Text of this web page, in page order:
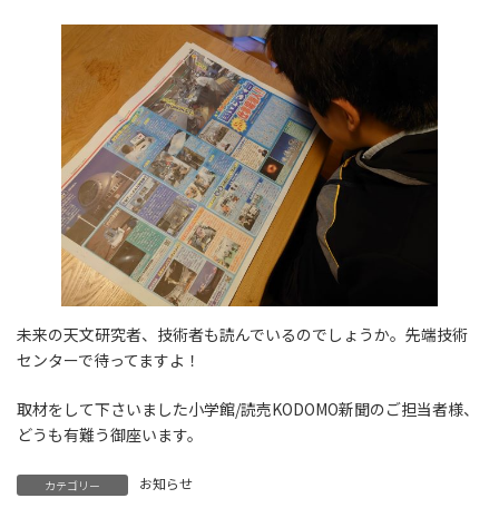
未来の天文研究者、技術者も読んでいるのでしょうか。先端技術
センターで待ってますよ！
取材をして下さいました小学館/読売KODOMO新聞のご担当者様、
どうも有難う御座います。
カテゴリー お知らせ